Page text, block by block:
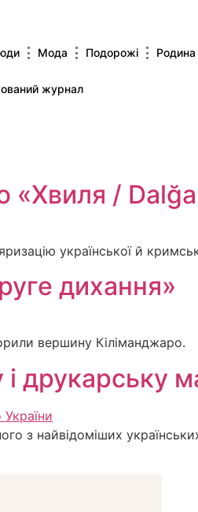
Мода Подорожі Родина
журнал
«Хвиля /
української й
дихання»
вершину Кіліманджаро.
друкарську
з найвідоміших